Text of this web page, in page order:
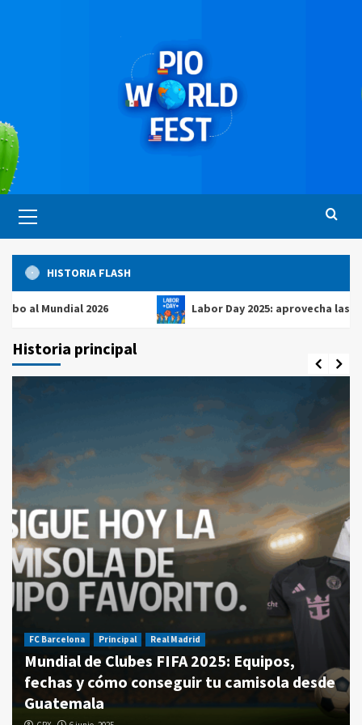
principal
HISTORIA FLASH
2026 Labor Day 2025: aprovecha las mejores
Historia principal
FC Barcelona Principal Real Madrid
Mundial de Clubes FIFA 2025: Equipos,
fechas y cómo conseguir tu camisola desde
Guatemala